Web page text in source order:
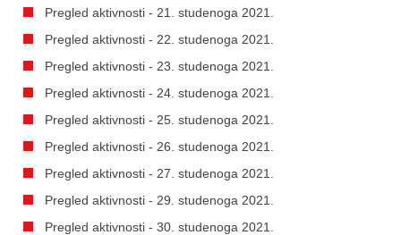
Pregled aktivnosti - 21. studenoga 2021.
Pregled aktivnosti - 22. studenoga 2021.
Pregled aktivnosti - 23. studenoga 2021.
Pregled aktivnosti - 24. studenoga 2021.
Pregled aktivnosti - 25. studenoga 2021.
Pregled aktivnosti - 26. studenoga 2021.
Pregled aktivnosti - 27. studenoga 2021.
Pregled aktivnosti - 29. studenoga 2021.
Pregled aktivnosti - 30. studenoga 2021.